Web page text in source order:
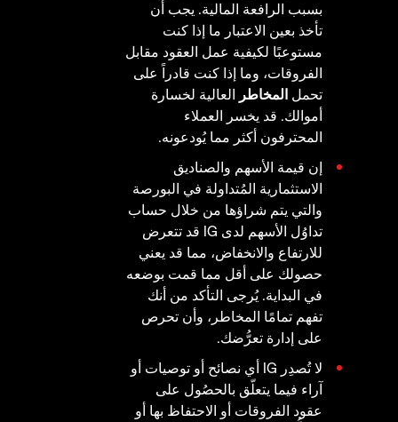
بسبب الرافعة المالية. يجب أن
تأخذ بعين الاعتبار ما إذا كنت
مستوعبًا لكيفية عمل العقود مقابل
الفروقات، وما إذا كنت قادراً على
تحمل المخاطر العالية لخسارة
أموالك. قد يخسر العملاء
المحترفون أكثر مما يُودعونه.
إن قيمة الأسهم والصناديق
الاستثمارية المُتداولة في البورصة
والتي يتم شراؤها من خلال حساب
تداوُل الأسهم لدى IG قد تتعرض
للارتفاع والانخفاض، مما قد يعني
حصولك على أقل مما قمت بوضعه
في البداية. يُرجى التأكد من أنك
تفهم تمامًا المخاطر، وأن تحرص
على إدارة تعرُّضك.
لا تُصدِر IG أي نصائح أو توصيات أو
آراء فيما يتعلّق بالحصُول على
عقود الفروقات أو الاحتفاظ بها أو